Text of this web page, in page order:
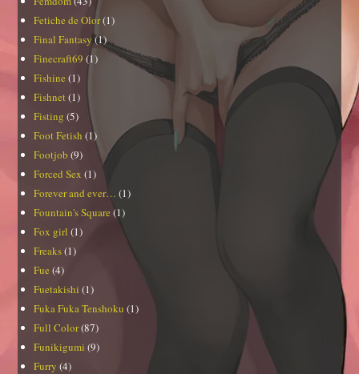
Fetiche de Olor(1)
Final Fantasy (1)
Finecraft69 (1)
Fishine (1)
Fishnet (1)
Fisting (5)
Foot Fetish (1)
Footjob (9)
Forced Sex (1)
Forever and ever… (1)
Fountain's Square (1)
Fox girl (1)
Freaks(1)
Fue (4)
Fuetakishi (1)
Fuka Fuka Tenshoku (1)
Full Color(87)
Funikigumi (9)
Furry (4)